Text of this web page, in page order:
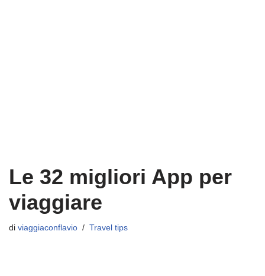
Le 32 migliori App per
viaggiare
di viaggiaconflavio Travel tips